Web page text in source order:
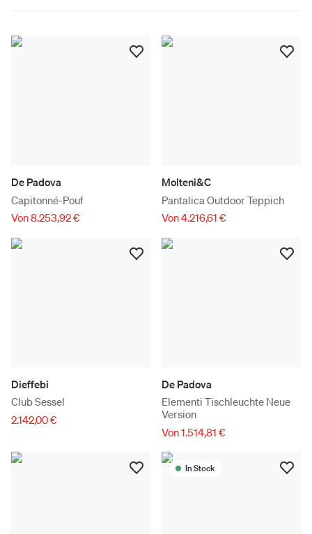
De Padova
Capitonné-Pouf
Von 8.253,92 €
Molteni&C
Pantalica Outdoor Teppich
Von 4.216,61 €
Dieffebi
Club Sessel
2.142,00 €
De Padova
Elementi Tischleuchte Neue
Version
Von 1.514,81 €
In Stock